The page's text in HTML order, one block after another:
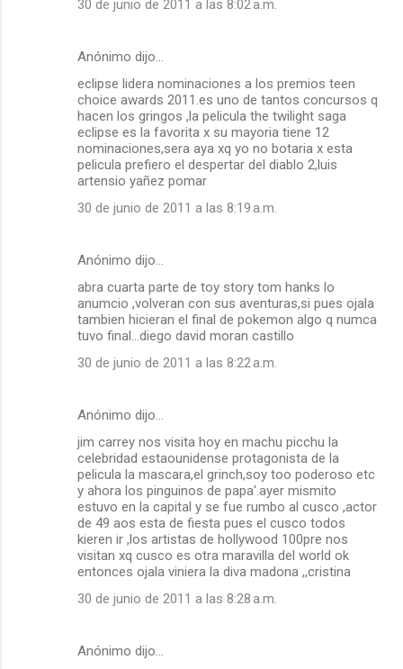
30 de junio de 2011 a las 8:02 a.m.
Anónimo dijo…
eclipse lidera nominaciones a los premios teen
choice awards 2011.es uno de tantos concursos q
hacen los gringos ,la pelicula the twilight saga
eclipse es la favorita x su mayoria tiene 12
nominaciones,sera aya xq yo no botaria x esta
pelicula prefiero el despertar del diablo 2,luis
artensio yañez pomar
30 de junio de 2011 a las 8:19 a.m.
Anónimo dijo…
abra cuarta parte de toy story tom hanks lo
anumcio ,volveran con sus aventuras,si pues ojala
tambien hicieran el final de pokemon algo q numca
tuvo final...diego david moran castillo
30 de junio de 2011 a las 8:22 a.m.
Anónimo dijo…
jim carrey nos visita hoy en machu picchu la
celebridad estaounidense protagonista de la
pelicula la mascara,el grinch,soy too poderoso etc
y ahora los pinguinos de papa'.ayer mismito
estuvo en la capital y se fue rumbo al cusco ,actor
de 49 aos esta de fiesta pues el cusco todos
kieren ir ,los artistas de hollywood 100pre nos
visitan xq cusco es otra maravilla del world ok
entonces ojala viniera la diva madona ,,cristina
30 de junio de 2011 a las 8:28 a.m.
Anónimo dijo…